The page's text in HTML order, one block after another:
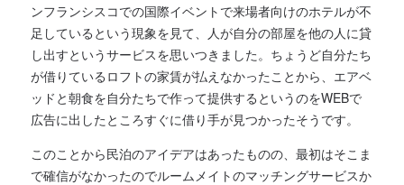
ンフランシスコでの国際イベントで来場者向けのホテルが不
足しているという現象を見て、人が自分の部屋を他の人に貸
し出すというサービスを思いつきました。ちょうど自分たち
が借りているロフトの家賃が払えなかったことから、エアベ
ッドと朝食を自分たちで作って提供するというのをWEBで
広告に出したところすぐに借り手が見つかったそうです。
このことから民泊のアイデアはあったものの、最初はそこま
で確信がなかったのでルームメイトのマッチングサービスか